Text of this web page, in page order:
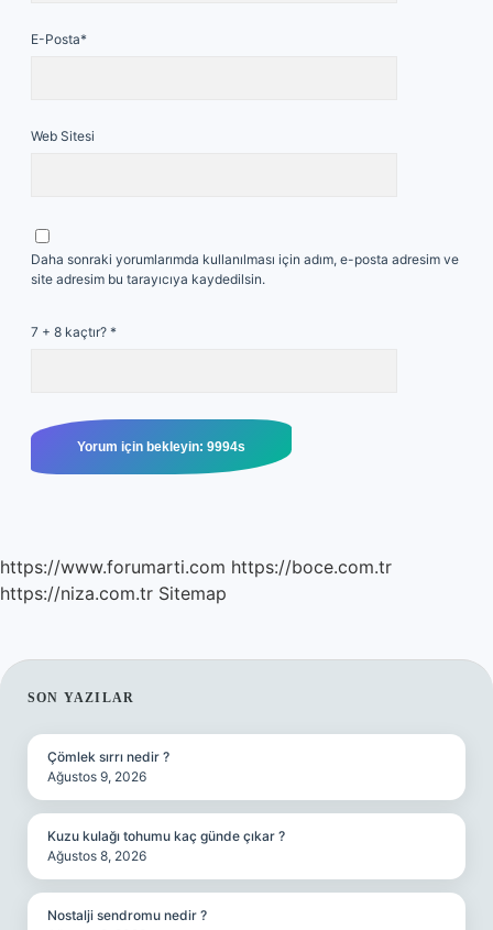
E-Posta*
Web Sitesi
Daha sonraki yorumlarımda kullanılması için adım, e-posta adresim ve
site adresim bu tarayıcıya kaydedilsin.
7 + 8 kaçtır? *
https://www.forumarti.com https://boce.com.tr
https://niza.com.tr Sitemap
SIDEBAR
SON YAZILAR
Çömlek sırrı nedir ?
Ağustos 9, 2026
Kuzu kulağı tohumu kaç günde çıkar ?
Ağustos 8, 2026
Nostalji sendromu nedir ?